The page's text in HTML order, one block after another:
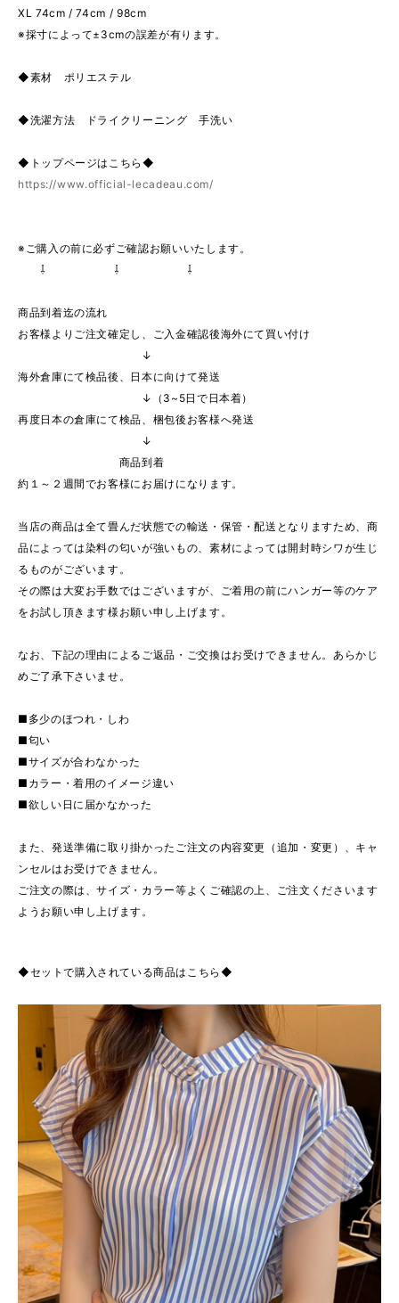
XL 74cm / 74cm / 98cm
※採寸によって±3cmの誤差が有ります。
◆素材 ポリエステル
◆洗濯方法 ドライクリーニング 手洗い
◆トップページはこちら◆
https://www.official-lecadeau.com/
※ご購入の前に必ずご確認お願いいたします。
⇩ ⇩ ⇩
商品到着迄の流れ
お客様よりご注文確定し、ご入金確認後海外にて買い付け
↓
海外倉庫にて検品後、日本に向けて発送
↓（3~5日で日本着）
再度日本の倉庫にて検品、梱包後お客様へ発送
↓
商品到着
約１～２週間でお客様にお届けになります。
当店の商品は全て畳んだ状態での輸送・保管・配送となりますため、商
品によっては染料の匂いが強いもの、素材によっては開封時シワが生じ
るものがございます。
その際は大変お手数ではございますが、ご着用の前にハンガー等のケア
をお試し頂きます様お願い申し上げます。
なお、下記の理由によるご返品・ご交換はお受けできません。あらかじ
めご了承下さいませ。
■多少のほつれ・しわ
■匂い
■サイズが合わなかった
■カラー・着用のイメージ違い
■欲しい日に届かなかった
また、発送準備に取り掛かったご注文の内容変更（追加・変更）、キャ
ンセルはお受けできません。
ご注文の際は、サイズ・カラー等よくご確認の上、ご注文くださいます
ようお願い申し上げます。
◆セットで購入されている商品はこちら◆